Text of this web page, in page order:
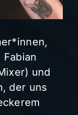
und
der uns